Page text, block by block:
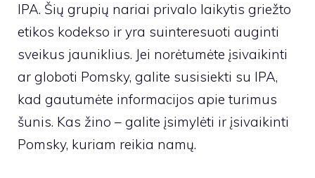
IPA. Šių grupių nariai privalo laikytis griežto
etikos kodekso ir yra suinteresuoti auginti
sveikus jauniklius. Jei norėtumėte įsivaikinti
ar globoti Pomsky, galite susisiekti su IPA,
kad gautumėte informacijos apie turimus
šunis. Kas žino – galite įsimylėti ir įsivaikinti
Pomsky, kuriam reikia namų.